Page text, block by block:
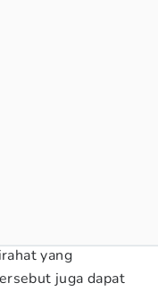
yang
juga dapat